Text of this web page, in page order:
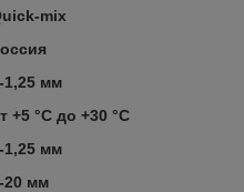
mix
1,25 мм
+5 °С до +30 °С
1,25 мм
20 мм